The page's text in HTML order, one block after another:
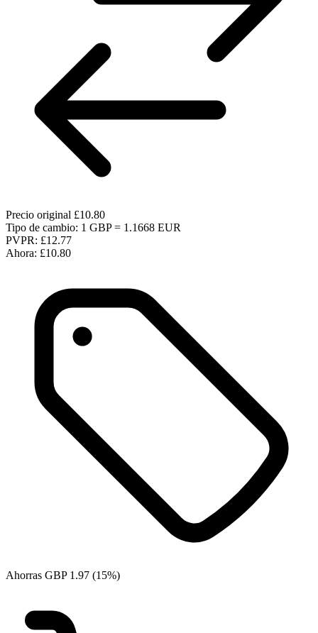
Precio original £10.80
Tipo de cambio: 1 GBP = 1.1668 EUR
PVPR: £12.77
Ahora: £10.80
Ahorras GBP 1.97 (15%)